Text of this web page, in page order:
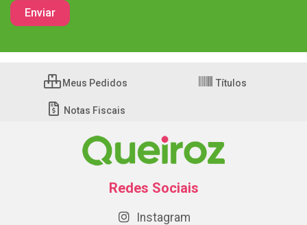
Meus Pedidos Títulos
Notas Fiscais
Redes Sociais
Instagram